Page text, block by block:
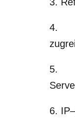
4
5
6. IP–